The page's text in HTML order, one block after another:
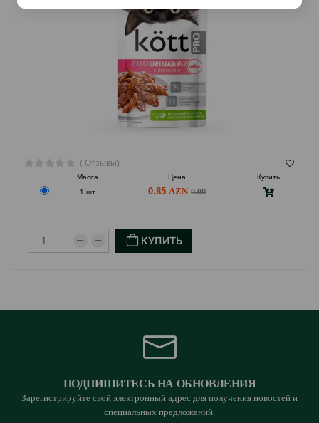
( Отзывы)
Масса Цена
Купить
1 шт
0.85 0.90
КУПИТЬ
ПОДПИШИТЕСЬ НА ОБНОВЛЕНИЯ
Зарегистрируйте свой электронный адрес для получения новостей и
специальных предложений.